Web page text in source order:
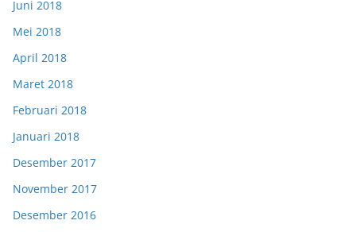
Juni 2018
Mei 2018
April 2018
Maret 2018
Februari 2018
Januari 2018
Desember 2017
November 2017
Desember 2016